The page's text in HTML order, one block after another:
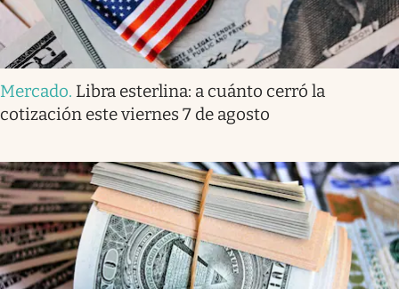
Mercado. Libra esterlina: a cuánto cerró la
cotización este viernes 7 de agosto